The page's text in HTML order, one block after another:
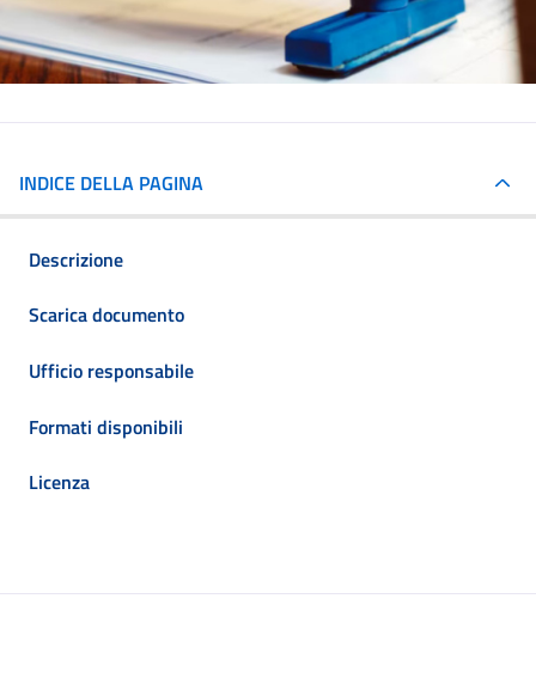
INDICE DELLA PAGINA
Descrizione
Scarica documento
Ufficio responsabile
Formati disponibili
Licenza